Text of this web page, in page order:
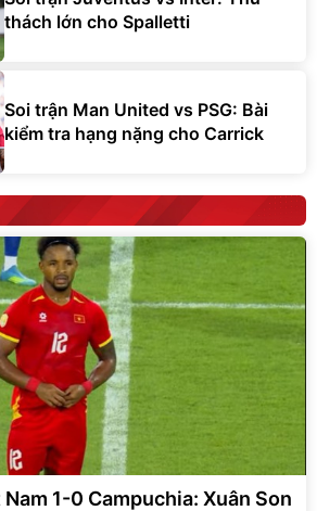
thách lớn cho Spalletti
Soi trận Man United vs PSG: Bài
kiểm tra hạng nặng cho Carrick
1-0 Campuchia: Xuân Son